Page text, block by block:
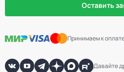
Оставить
Принимаем к
Давайте